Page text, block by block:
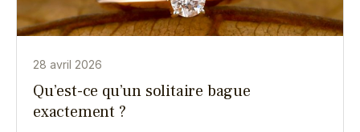
28 avril 2026
Qu’est-ce qu’un solitaire bague
exactement ?